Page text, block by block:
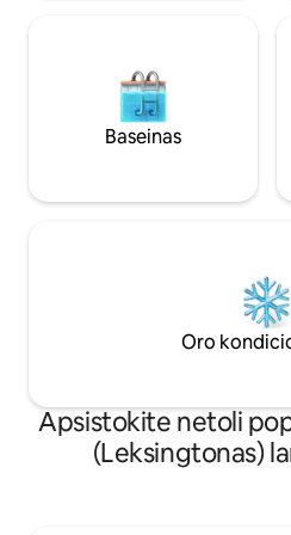
Baseinas
Oro
Apsistokite netoli
(Leksingtonas)